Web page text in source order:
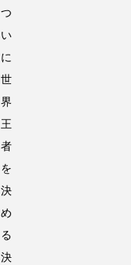
つ
い
に
世
界
王
者
を
決
め
る
決